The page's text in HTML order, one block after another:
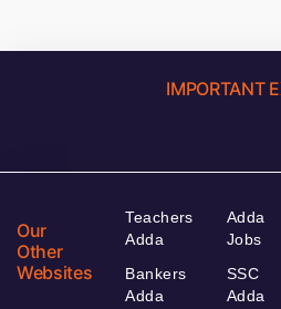
IMPORTANT
Our
Other
Websites
Teachers
Adda
Bankers
Adda
Adda
Jobs
SSC
Adda